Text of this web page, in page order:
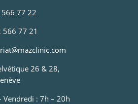
77 22
566 77 21
26 & 28,
Vendredi : 7h – 20h